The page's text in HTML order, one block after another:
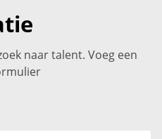
naar talent. Voeg een